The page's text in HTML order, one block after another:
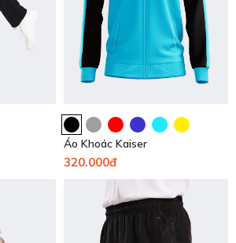
Áo Khoác Kaiser
320.000đ